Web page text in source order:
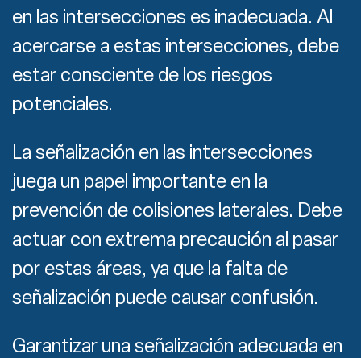
en las intersecciones es inadecuada. Al
acercarse a estas intersecciones, debe
estar consciente de los riesgos
potenciales.
La señalización en las intersecciones
juega un papel importante en la
prevención de colisiones laterales. Debe
actuar con extrema precaución al pasar
por estas áreas, ya que la falta de
señalización puede causar confusión.
Garantizar una señalización adecuada en